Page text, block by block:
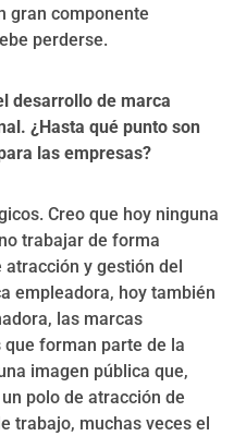
gran componente
perderse.
desarrollo de marca
¿Hasta qué punto son
las empresas?
Creo que hoy ninguna
trabajar de forma
y gestión del
empleadora, hoy también
las marcas
forman parte de la
imagen pública que,
polo de atracción de
trabajo, muchas veces el